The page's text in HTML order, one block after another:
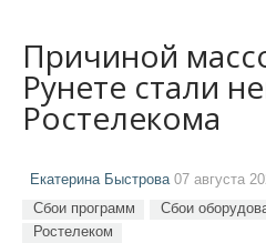
Причиной
Рунете стали
Ростелекома
Екатерина Быстрова 07 августа
Сбои программ Сбои
Ростелеком